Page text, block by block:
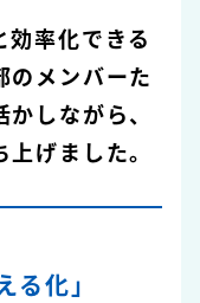
効率化できる
のメンバーた
しながら、
げました。
化」